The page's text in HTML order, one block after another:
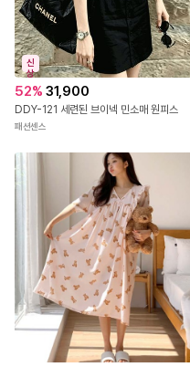
신
상
52% 31,900
DDY-121 세련된 브이넥 민소매 원피스
패션센스